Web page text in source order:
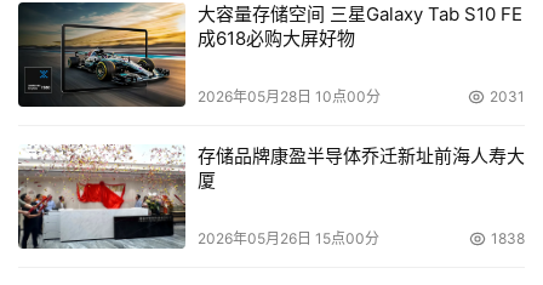
因此，存储厂商纷纷改变原来的渠道策略，希望更多的
代理商、SI和VAR加入自己的渠道体系，使他们成为公司的
“亲密”合作伙伴。
EMC中国区副总裁兼商业系统部总经理雷林告诉本报记
者，EMC在中国市场2/3的业务仍然集中在大型客户市场，
要达到真正的领导地位，EMC就一定要拓展中低端市场，
大容量存储空间 三星Galaxy Tab S10 FE
成618必购大屏好物
2026年05月28日 10点00分 2031
存储品牌康盈半导体乔迁新址前海人寿大
厦
2026年05月26日 15点00分 1838